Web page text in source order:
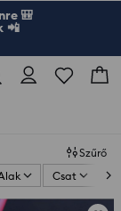
🎒
📲
Szűrő
Csat